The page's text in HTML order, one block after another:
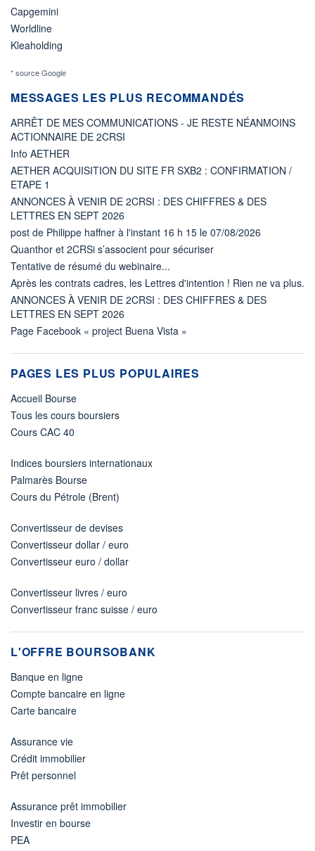
Capgemini
Worldline
Kleaholding
* source Google
MESSAGES LES PLUS RECOMMANDÉS
ARRÊT DE MES COMMUNICATIONS - JE RESTE NÉANMOINS
ACTIONNAIRE DE 2CRSI
Info AETHER
AETHER ACQUISITION DU SITE FR SXB2 : CONFIRMATION /
ETAPE 1
ANNONCES À VENIR DE 2CRSI : DES CHIFFRES & DES
LETTRES EN SEPT 2026
post de Philippe haffner à l'instant 16 h 15 le 07/08/2026
Quanthor et 2CRSi s’associent pour sécuriser
Tentative de résumé du webinaire...
Après les contrats cadres, les Lettres d'intention ! Rien ne va plus.
ANNONCES À VENIR DE 2CRSI : DES CHIFFRES & DES
LETTRES EN SEPT 2026
Page Facebook « project Buena Vista »
PAGES LES PLUS POPULAIRES
Accueil Bourse
Tous les cours boursiers
Cours CAC 40
Indices boursiers internationaux
Palmarès Bourse
Cours du Pétrole (Brent)
Convertisseur de devises
Convertisseur dollar / euro
Convertisseur euro / dollar
Convertisseur livres / euro
Convertisseur franc suisse / euro
L'OFFRE BOURSOBANK
Banque en ligne
Compte bancaire en ligne
Carte bancaire
Assurance vie
Crédit immobilier
Prêt personnel
Assurance prêt immobilier
Investir en bourse
PEA